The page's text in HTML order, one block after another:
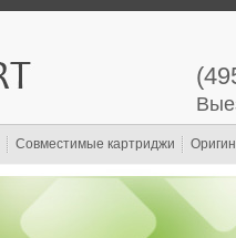
Совместимые картриджи